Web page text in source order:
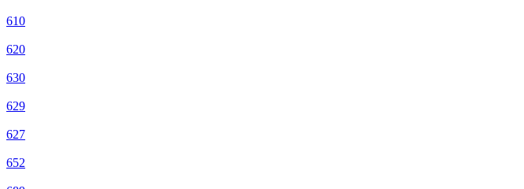
610
620
630
629
627
652